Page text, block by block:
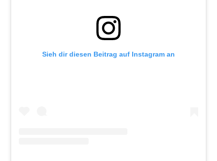
Sieh dir diesen Beitrag auf Instagram an